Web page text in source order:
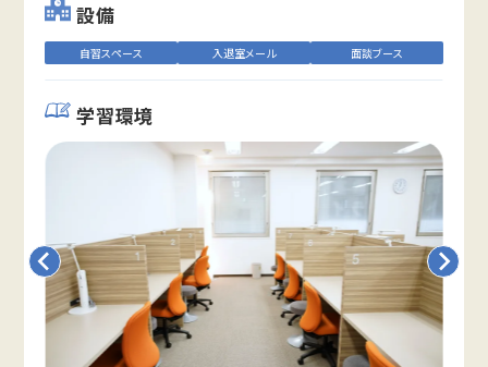
設備
自習スペース 入退室メール 面談ブース
学習環境